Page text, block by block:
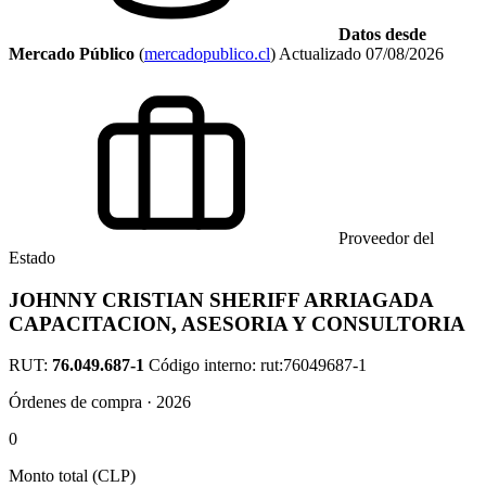
Datos desde
Mercado Público (mercadopublico.cl) Actualizado 07/08/2026
Proveedor del
Estado
JOHNNY CRISTIAN SHERIFF ARRIAGADA
CAPACITACION, ASESORIA Y CONSULTORIA
RUT: 76.049.687-1 Código interno: rut:76049687-1
Órdenes de compra · 2026
0
Monto total (CLP)